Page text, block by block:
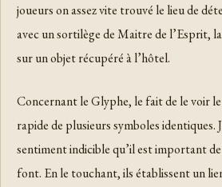
joueurs on assez vite trouvé le lieu de
avec un sortilège de Maitre de l’Esprit,
sur un objet récupéré à l’hôtel.
Concernant le Glyphe, le fait de le voir
rapide de plusieurs symboles identiques.
sentiment indicible qu’il est important
font. En le touchant, ils établissent un